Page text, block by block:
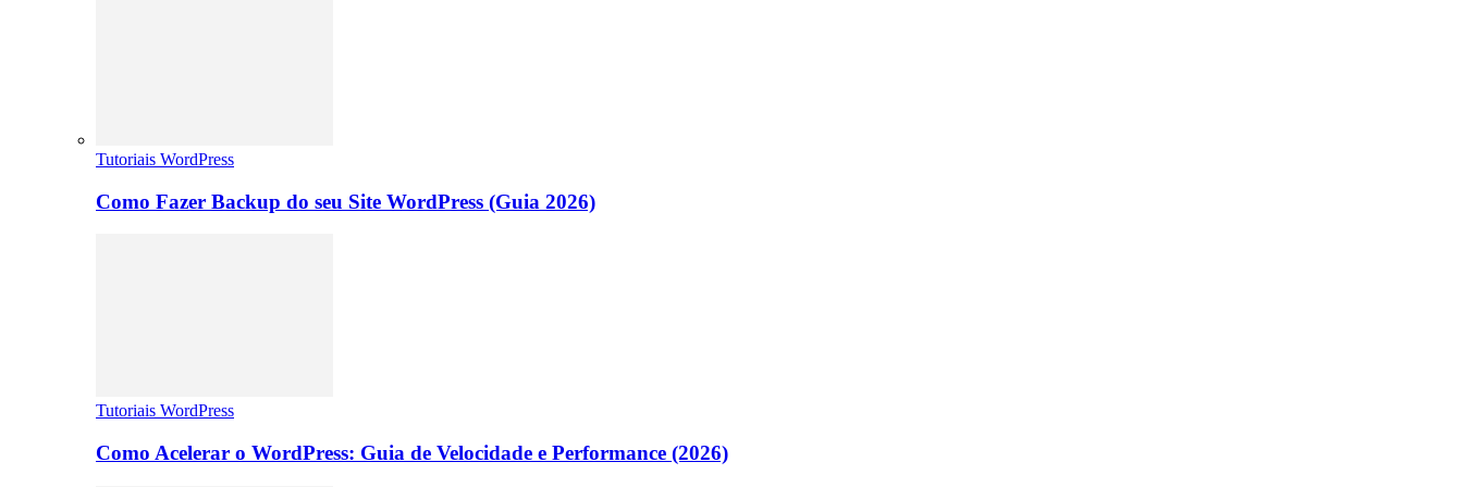
Tutoriais WordPress
Como Fazer Backup do seu Site WordPress (Guia 2026)
Tutoriais WordPress
Como Acelerar o WordPress: Guia de Velocidade e Performance (2026)